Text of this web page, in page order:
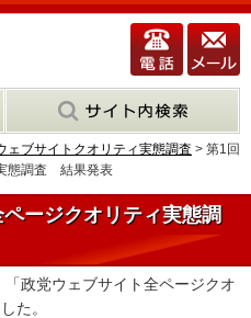
ェブサイトクオリティ実態調査 > 第1回
態調査 結果発表
ージクオリティ実態調
政党ウェブサイト全ページクオ
た。